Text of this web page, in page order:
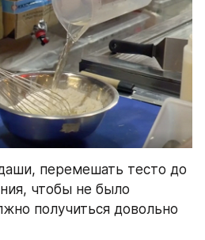
перемешать тесто до
чтобы не было
получиться довольно